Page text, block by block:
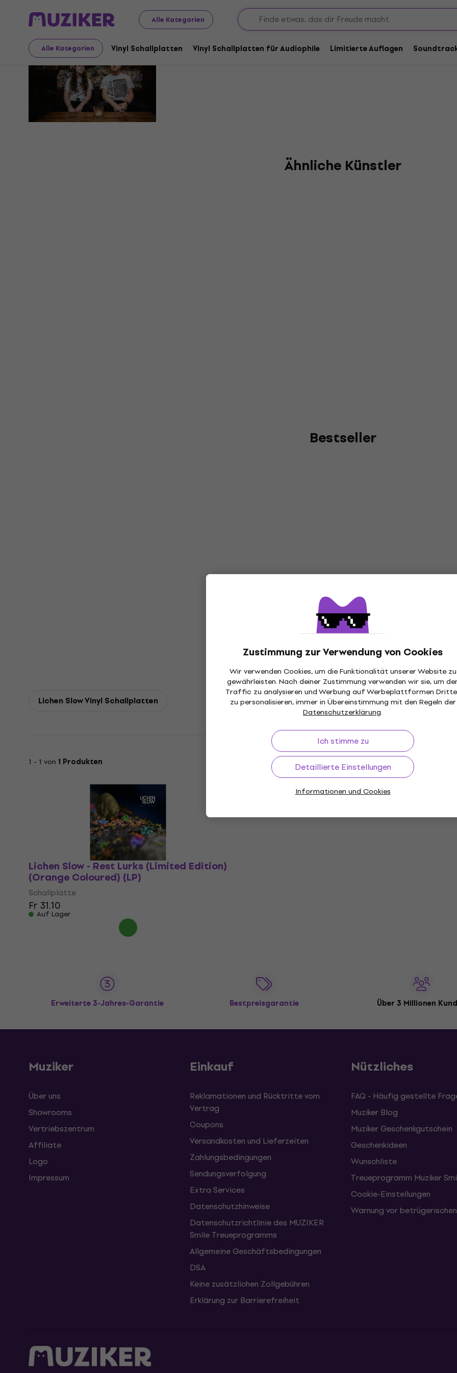
Alle Kategorien
Alle Kategorien Vinyl Schallplatten Vinyl Schallplatten für Audiophile Limitierte Auflagen
Zustimmung zur Verwendung von Cookies
Wir verwenden Cookies, um die Funktionalität unserer Website zu
gewährleisten. Nach deiner Zustimmung verwenden wir sie, um
Traffic zu analysieren und Werbung auf Werbeplattformen
zu personalisieren, immer in Übereinstimmung mit den Regeln der
Datenschutzerklärung.
Ich stimme zu
Detaillierte Einstellungen
Informationen und Cookies
Lichen Slow
Ähnliche Künstler
Bestseller
Lichen Slow Vinyl Schallplatten
1 - 1 von 1 Produkten
Lichen Slow - Rest Lurks (Limited Edition)
(Orange Coloured) (LP)
Schallplatte
Fr 31.10
Auf Lager
Erweiterte 3-Jahres-Garantie Bestpreisgarantie Über 3 Millionen
Muziker
Über uns
Showrooms
Vertriebszentrum
Affiliate
Logo
Impressum
Einkauf
Reklamationen und Rücktritte vom
Vertrag
Coupons
Versandkosten und Lieferzeiten
Zahlungsbedingungen
Sendungsverfolgung
Extra Services
Datenschutzhinweise
Datenschutzrichtlinie des MUZIKER
Smile Treueprogramms
Allgemeine Geschäftsbedingungen
DSA
Keine zusätzlichen Zollgebühren
Erklärung zur Barrierefreiheit
Nützliches
FAQ - Häufig gestellte
Muziker Blog
Muziker Geschenkgutschein
Geschenkideen
Wunschliste
Treueprogramm Muziker
Cookie-Einstellungen
Warnung vor